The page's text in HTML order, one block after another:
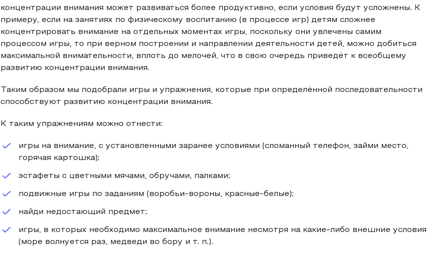
концентрации внимания может развиваться более продуктивно, если условия будут усложнены. К
примеру, если на занятиях по физическому воспитанию (в процессе игр) детям сложнее
концентрировать внимание на отдельных моментах игры, поскольку они увлечены самим
процессом игры, то при верном построении и направлении деятельности детей, можно добиться
максимальной внимательности, вплоть до мелочей, что в свою очередь приведёт к всеобщему
развитию концентрации внимания.
Таким образом мы подобрали игры и упражнения, которые при определённой последовательности
способствуют развитию концентрации внимания.
К таким упражнениям можно отнести:
игры на внимание, с установленными заранее условиями (сломанный телефон, займи место,
горячая картошка);
эстафеты с цветными мячами, обручами, палками;
подвижные игры по заданиям (воробьи-вороны, красные-белые);
найди недостающий предмет;
игры, в которых необходимо максимальное внимание несмотря на какие-либо внешние условия
(море волнуется раз, медведи во бору и т. п.).